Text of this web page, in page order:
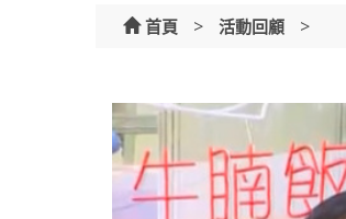
首頁 > 活動回顧 >